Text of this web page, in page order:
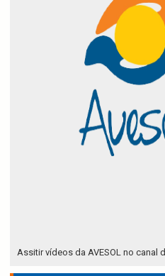
Assitir vídeos da AVESOL no canal